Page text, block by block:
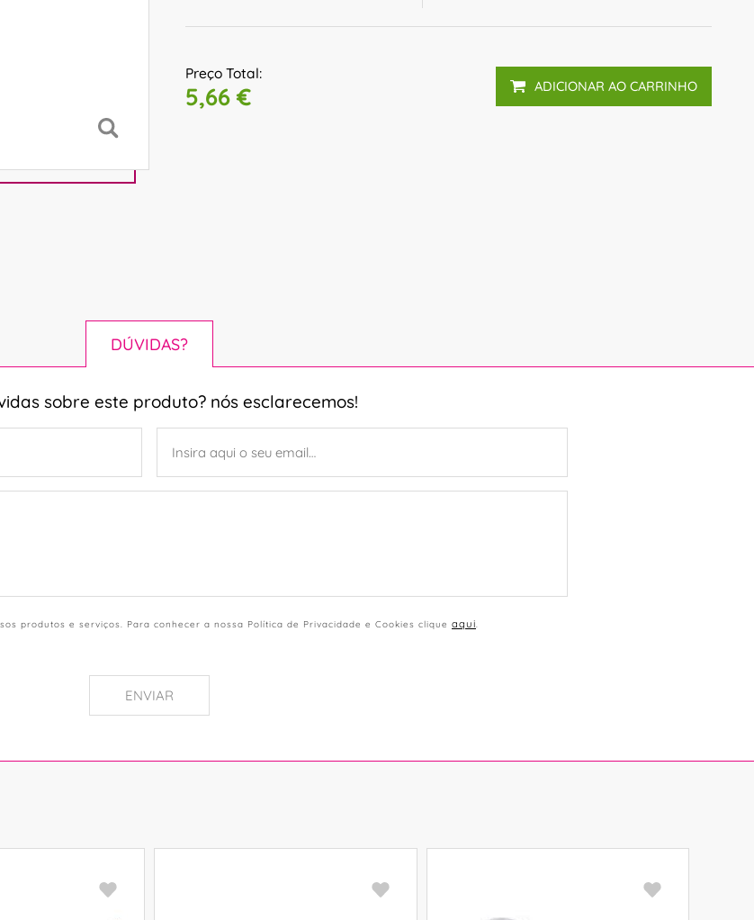
Preço Total:
5,66 € ADICIONAR AO CARRINHO
DÚVIDAS?
sobre este produto? nós esclarecemos!
produtos e serviços. Para conhecer a nossa Política de Privacidade e Cookies clique aqui.
ENVIAR